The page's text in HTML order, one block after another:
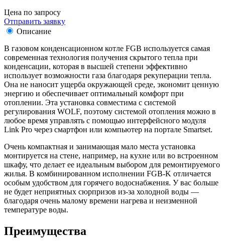
Цена по запросу
Отправить заявку
Описание
В газовом конденсационном котле FGB используется самая
современная технология получения скрытого тепла при
конденсации, которая в высшей степени эффективно
использует возможности газа благодаря рекуперации тепла.
Она не наносит ущерба окружающей среде, экономит ценную
энергию и обеспечивает оптимальный комфорт при
отоплении. Эта установка совместима с системой
регулирования WOLF, поэтому системой отопления можно в
любое время управлять с помощью интерфейсного модуля
Link Pro через смартфон или компьютер на портале Smartset.
Очень компактная и занимающая мало места установка
монтируется на стене, например, на кухне или во встроенном
шкафу, что делает ее идеальным выбором для ремонтируемого
жилья. В комбинированном исполнении FGB-K отличается
особым удобством для горячего водоснабжения. У вас больше
не будет неприятных сюрпризов из-за холодной воды —
благодаря очень малому времени нагрева и неизменной
температуре воды.
Преимущества